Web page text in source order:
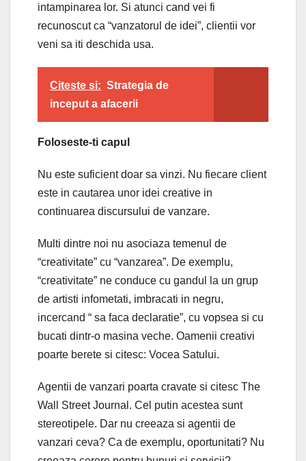
intampinarea lor. Si atunci cand vei fi
recunoscut ca “vanzatorul de idei”, clientii vor
veni sa iti deschida usa.
Citeste si: Strategia de
inceput a afacerii
Foloseste-ti capul
Nu este suficient doar sa vinzi. Nu fiecare client
este in cautarea unor idei creative in
continuarea discursului de vanzare.
Multi dintre noi nu asociaza temenul de
“creativitate” cu “vanzarea”. De exemplu,
“creativitate” ne conduce cu gandul la un grup
de artisti infometati, imbracati in negru,
incercand “ sa faca declaratie”, cu vopsea si cu
bucati dintr-o masina veche. Oamenii creativi
poarte berete si citesc: Vocea Satului.
Agentii de vanzari poarta cravate si citesc The
Wall Street Journal. Cel putin acestea sunt
stereotipele. Dar nu creeaza si agentii de
vanzari ceva? Ca de exemplu, oportunitati? Nu